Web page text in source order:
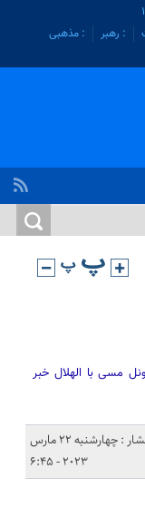
: رهبر
: مذهبی
مسی با الهلال خبر
تاریخ انتشار : چهارشنبه 22 مارس
2023 - 6:45